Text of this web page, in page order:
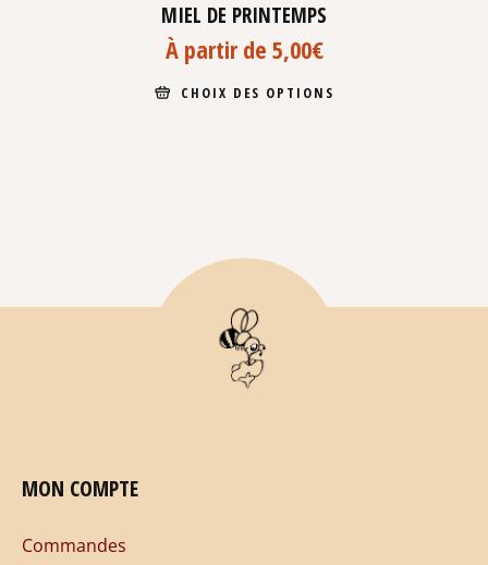
MIEL DE PRINTEMPS
À partir de 5,00€
CHOIX DES OPTIONS
MON COMPTE
Commandes